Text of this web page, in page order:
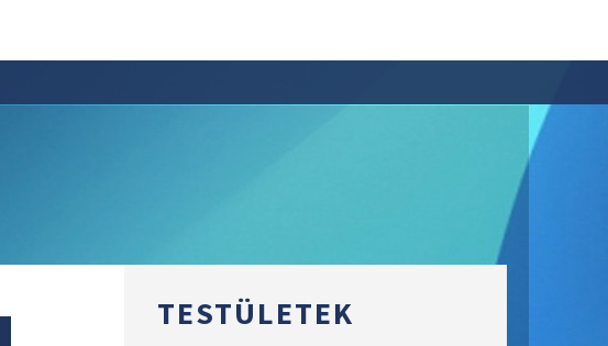
TESTÜLETEK